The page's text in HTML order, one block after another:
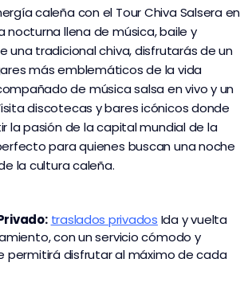
caleña con el Tour Chiva Salsera en
nocturna llena de música, baile y
una tradicional chiva, disfrutarás de un
más emblemáticos de la vida
de música salsa en vivo y un
discotecas y bares icónicos donde
la pasión de la capital mundial de la
para quienes buscan una noche
la cultura caleña.
traslados privados Ida y vuelta
con un servicio cómodo y
permitirá disfrutar al máximo de cada